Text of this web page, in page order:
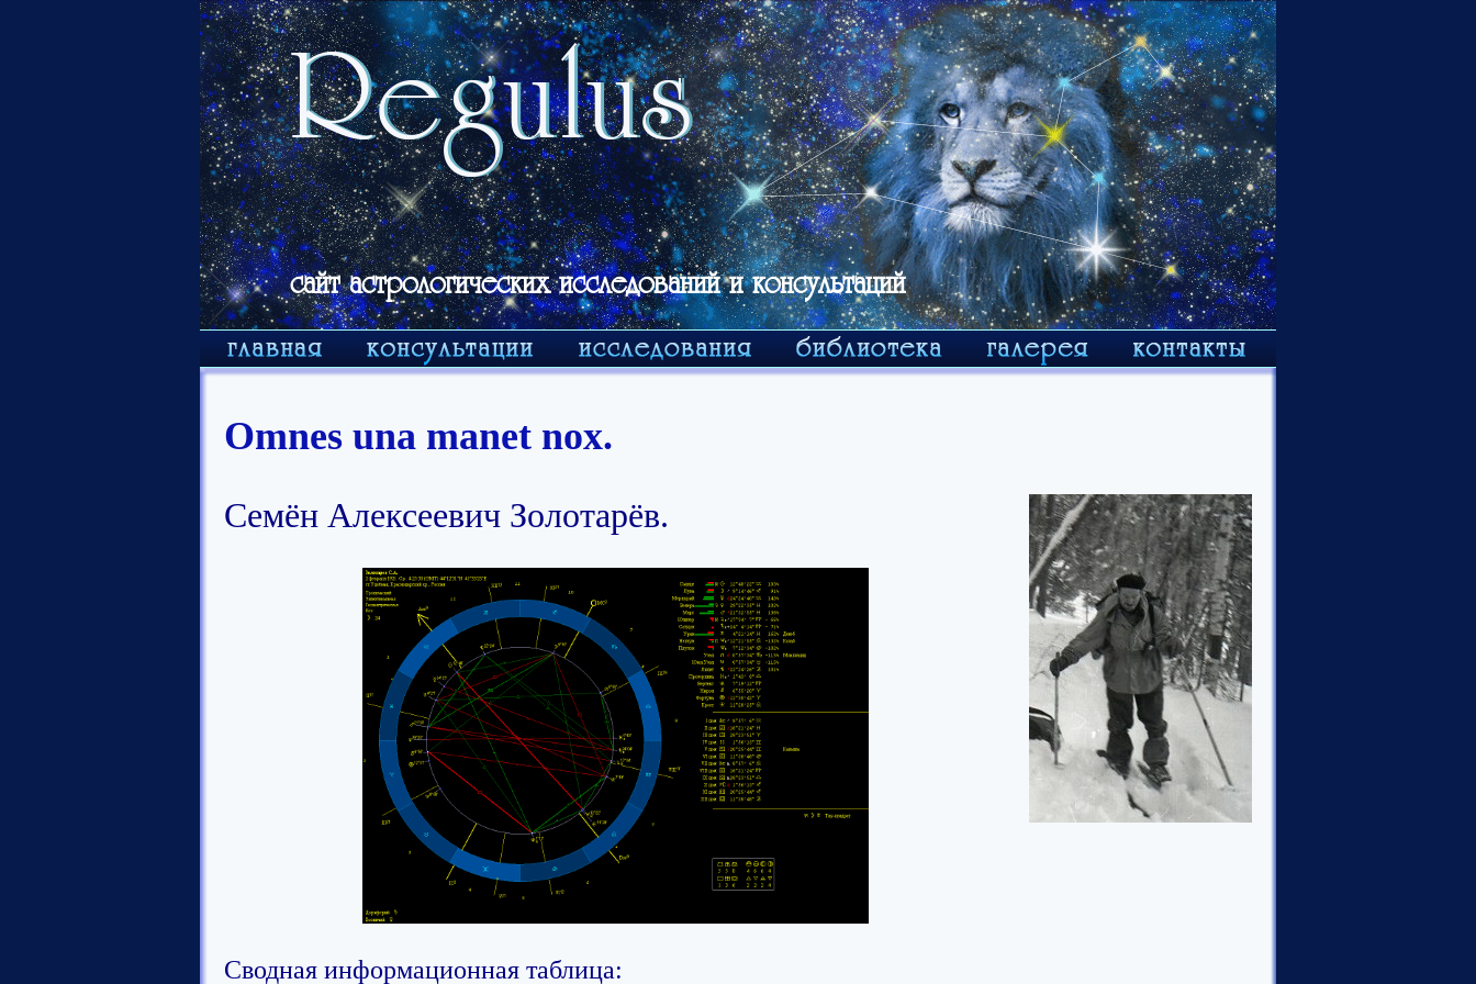
сайт астрологических исследований и консультаций
Omnes una manet nox.
Семён Алексеевич Золотарёв.
Сводная информационная таблица: